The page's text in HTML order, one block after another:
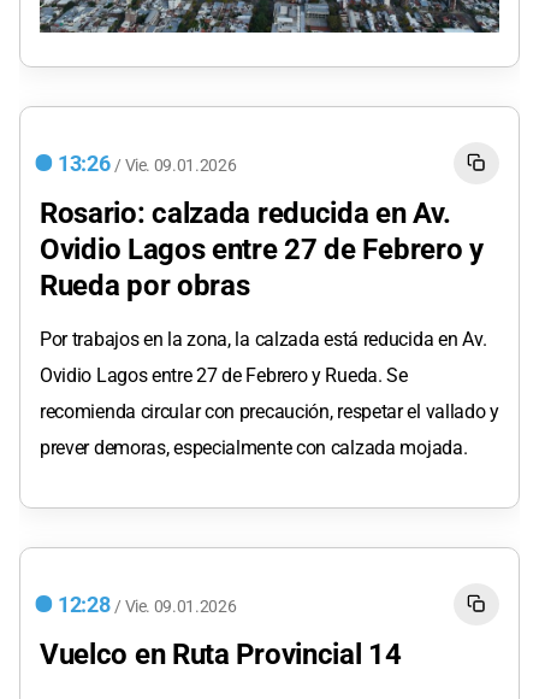
13:26 / Vie. 09.01.2026
Rosario: calzada reducida en Av.
Ovidio Lagos entre 27 de Febrero y
Rueda por obras
Por trabajos en la zona, la calzada está reducida en Av.
Ovidio Lagos entre 27 de Febrero y Rueda. Se
recomienda circular con precaución, respetar el vallado y
prever demoras, especialmente con calzada mojada.
12:28 / Vie. 09.01.2026
Vuelco en Ruta Provincial 14